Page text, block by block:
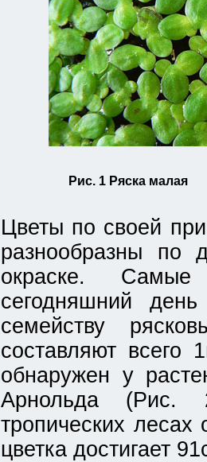
Рис. 1 Ряска малая
Цветы по своей
разнообразны по
окраске.
сегодняшний
семейству
составляют
обнаружен у
Арнольда (Рис.
тропических лесах
цветка достигает